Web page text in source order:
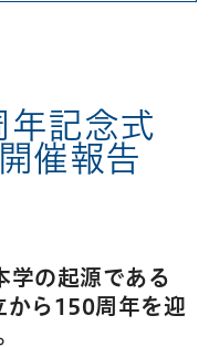
記念式
催報告
学の起源である
から150周年を迎